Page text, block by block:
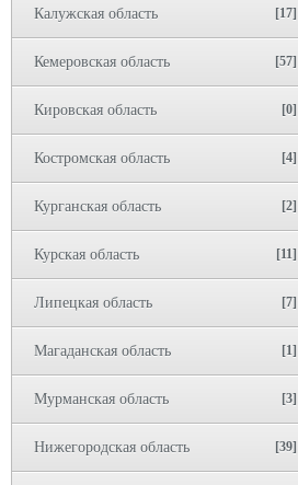
Калужская область [17]
Кемеровская область [57]
Кировская область [0]
Костромская область [4]
Курганская область [2]
Курская область [11]
Липецкая область [7]
Магаданская область [1]
Мурманская область [3]
Нижегородская область [39]